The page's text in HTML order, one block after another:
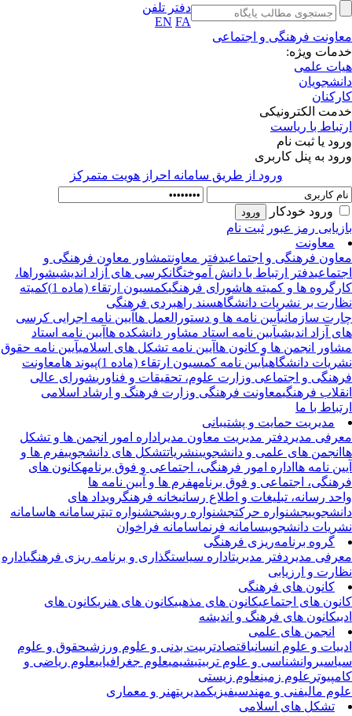
دفتر تلفن
EN FA
فرهنگی و اجتماعی
ویژه:
علمی
الکترونیکی
با ریاست
یا ثبت نام
به پنل کاربری
ورود از طريق سامانه احراز هويت متمركز
ورود خودکار
رمز عبور ثبت نام
معاونت
فرهنگی و اجتماعیدفتر معاونتمشاور معاون فرهنگی و
دفتر ارتباط با دانش آموختگانکرسی های آزاد اندیشیشوراها،
ها و کمیته هاشورای فرهنگیکمسیون ارتقاء (ماده 1)
کمیته
بر نشریات دانشگاهسند راهبردی فرهنگی
سازمانیآیین نامه ها و دستورالعمل هاآیین نامه اجرایی کرسی
آزاد اندیشیآیین نامه استاد مشاور دانشکده هاآیین نامه استاد
انجمن ها و کانون هاآیین نامه تشکل های اسلامیآیین نامه حقوق
دانشگاهیآیین نامه کمسیون ارتقاء (ماده 1) پیوند هامعاونت
و اجتماعی وزارت علوم، تحقیقات و فناوریشورای عالی
فرهنگیمعاونت فرهنگی وزارت فرهنگ و ارشاد اسلامی
با ما
مدیریت حمایت و پشتیبانی
مدیردفتر مدیریتمعاون مدیراداره امور انجمن ها و تشکل
انجمن های علمی و دانشجویینشریاتتشکل های دانشجوییفرم ها و
نامه هااداره امور فرهنگی، اجتماعی و فوق برنامهکانون های
اجتماعی و فوق برنامهفرم ها و آیین نامه ها
رسانه، تبلیغات و اطلاع رسانیخانه فرهنگرویداد های
جشنواره حرکتجشنواره رویشجشنواره تیترسامانه هاسامانه
دانشجوییسامانه فرنماسامانه فراخوان
گروه برنامه‌ریزی فرهنگی
مدیردفتر مدیریت اداره سیاستگذاری و برنامه ریزی فرهنگیاداره
و ارزیابی
کانون های فرهنگی
های اجتماعیکانون های مذهبیکانون های هنریکانون های
کانون های فرهنگ و اندیشه
انجمن های علمی
و علوم انسانیاقتصادتربیت بدنی و علوم ورزشیحقوق و علوم
روانشناسی و علوم تربیتیشیمیعلوم جغرافیاییعلوم ریاضی و
علوم زمینعلوم زیستی
مالیفنی و مهندسیفیزیکمدیریت هنر و معماری
تشکل های اسلامی